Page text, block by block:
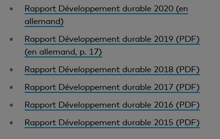
Rapport Développement durable 2020 (en
allemand)
Rapport Développement durable 2019 (PDF)
(en allemand, p. 17)
Rapport Développement durable 2018 (PDF)
Rapport Développement durable 2017 (PDF)
Rapport Développement durable 2016 (PDF)
Rapport Développement durable 2015 (PDF)